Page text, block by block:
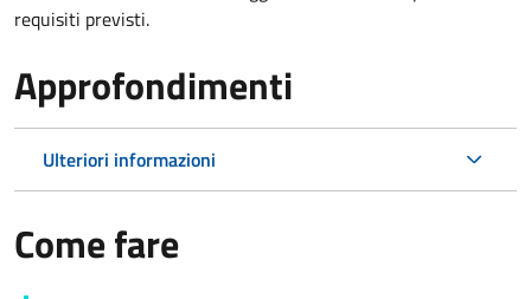
requisiti previsti.
Approfondimenti
Ulteriori informazioni
Come fare